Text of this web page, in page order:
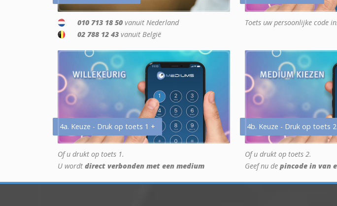
010 713 18 50 vanuit Nederland
02 788 12 43 vanuit België
Toets uw persoonlijke code in.
4a. Keuze - Druk op toets 1 +
Of u drukt op toets 1.
U wordt direct verbonden met een medium
4b. Keuze - Druk op toets
Of u drukt op toets 2.
Geef nu de pincode in van